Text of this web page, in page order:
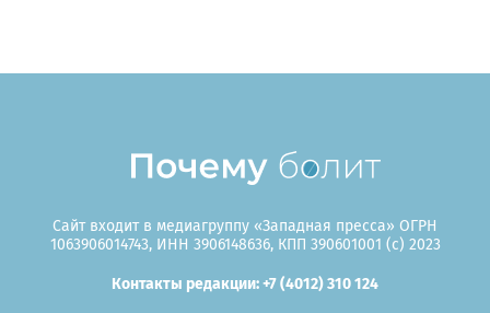
Сайт входит в медиагруппу «Западная пресса» ОГРН
1063906014743, ИНН 3906148636, КПП 390601001 (c) 2023
Контакты редакции: +7 (4012) 310 124